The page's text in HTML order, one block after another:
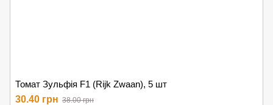
Томат Зульфія F1 (Rijk Zwaan), 5 шт
30.40 грн 38.00 грн